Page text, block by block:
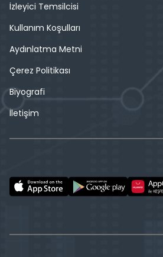
İzleyici Temsilcisi
Kullanım Koşulları
Aydınlatma Metni
Çerez Politikası
Biyografi
İletişim